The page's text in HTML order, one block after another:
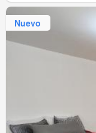
Nuevo